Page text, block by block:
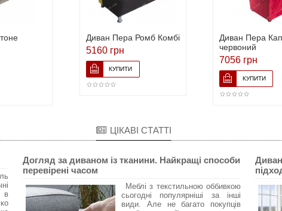
Диван Пера Ромб Комбі
5160 грн
Диван Пера
червоний
7056 грн
ЦІКАВІ СТАТТІ
в
Догляд за диваном із тканини. Найкращі способи
перевірені часом
Меблі з текстильною оббивкою
сьогодні популярніші за інші
види. Але не багато покупців